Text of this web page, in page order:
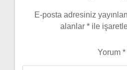
E-posta adresiniz
alanlar * ile
Yorum *